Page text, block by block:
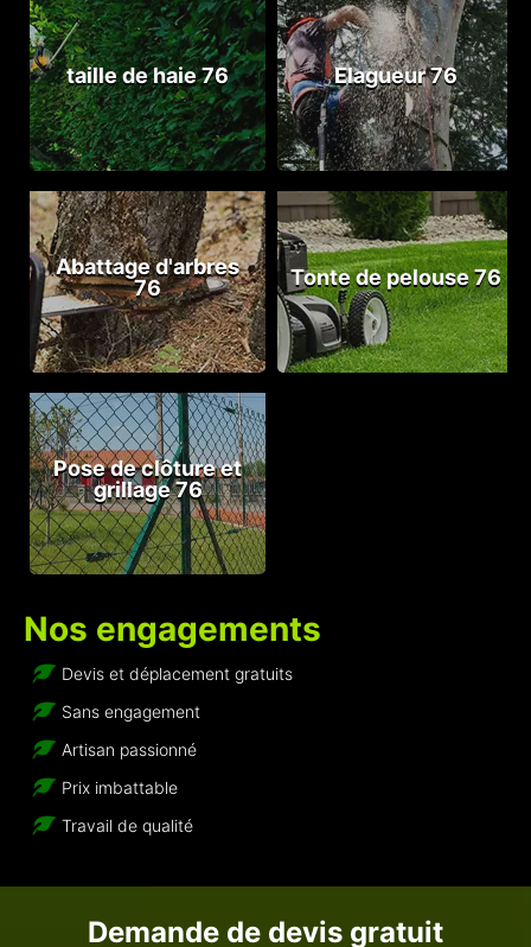
taille de haie 76 Elagueur 76
Abattage d'arbres
76
Tonte de pelouse 76
Pose de clôture et
grillage 76
Nos engagements
Devis et déplacement gratuits
Sans engagement
Artisan passionné
Prix imbattable
Travail de qualité
Demande de devis gratuit